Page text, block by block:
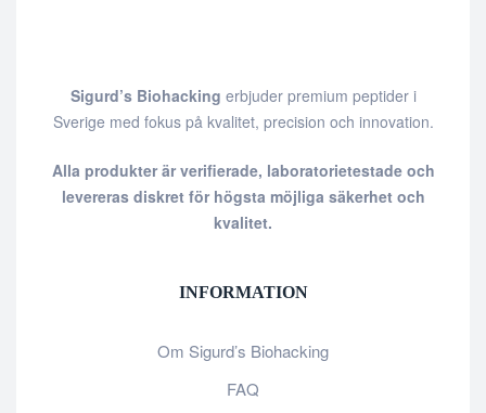
Sigurd’s Biohacking erbjuder premium peptider i
Sverige med fokus på kvalitet, precision och innovation.
Alla produkter är verifierade, laboratorietestade och
levereras diskret för högsta möjliga säkerhet och
kvalitet.
INFORMATION
Om Sigurd’s Biohacking
FAQ